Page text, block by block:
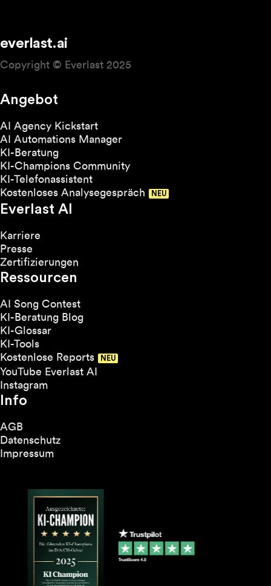
everlast.ai
Copyright © Everlast 2025
Angebot
AI Agency Kickstart
AI Automations Manager
KI-Beratung
KI-Champions Community
KI-Telefonassistent
Kostenloses Analysegespräch
Everlast AI
Karriere
Presse
Zertifizierungen
Ressourcen
AI Song Contest
KI-Beratung Blog
KI-Glossar
KI-Tools
Kostenlose Reports
YouTube Everlast AI
Instagram
Info
AGB
Datenschutz
Impressum